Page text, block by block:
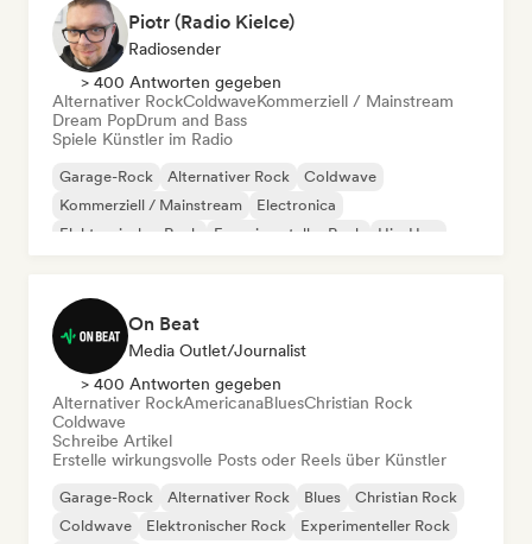
Piotr (Radio Kielce)
Radiosender
> 400 Antworten gegeben
Alternativer RockColdwaveKommerziell / Mainstream
Dream PopDrum and Bass
Spiele Künstler im Radio
Garage-Rock Alternativer Rock
Coldwave
Kommerziell / Mainstream
Electronica
Elektronischer Rock
Experimenteller Rock Hip-Hop
On Beat
Media Outlet/Journalist
> 400 Antworten gegeben
Alternativer RockAmericanaBluesChristian Rock
Coldwave
Schreibe Artikel
Erstelle wirkungsvolle Posts oder Reels über Künstler
Garage-Rock Alternativer Rock Blues
Christian Rock
Coldwave
Elektronischer Rock
Experimenteller Rock